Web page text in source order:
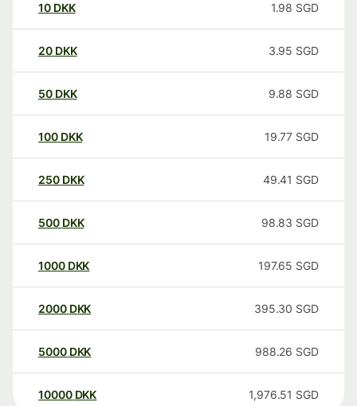
10 DKK 1.98 SGD
20 DKK 3.95 SGD
50 DKK 9.88 SGD
100 DKK 19.77 SGD
250 DKK 49.41 SGD
500 DKK 98.83 SGD
1000 DKK 197.65 SGD
2000 DKK 395.30 SGD
5000 DKK 988.26 SGD
10000 DKK 1,976.51 SGD